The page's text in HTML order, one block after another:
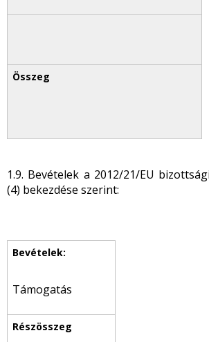
1.9. Bevételek a 2012/21/EU
(4) bekezdése szerint:
Támogatás